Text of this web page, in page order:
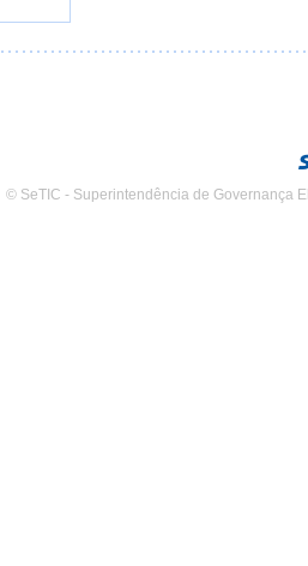
© SeTIC - Superintendência de Governança